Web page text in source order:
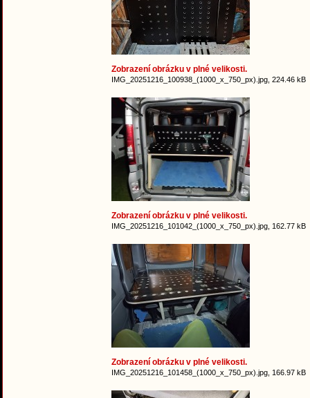
Zobrazení obrázku v plné velikosti.
IMG_20251216_100938_(1000_x_750_px).jpg, 224.46 kB
Zobrazení obrázku v plné velikosti.
IMG_20251216_101042_(1000_x_750_px).jpg, 162.77 kB
Zobrazení obrázku v plné velikosti.
IMG_20251216_101458_(1000_x_750_px).jpg, 166.97 kB